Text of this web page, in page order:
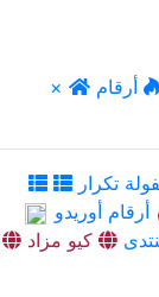
×
أرقام
تكرار
أرقام أوريدو
كيو مزاد